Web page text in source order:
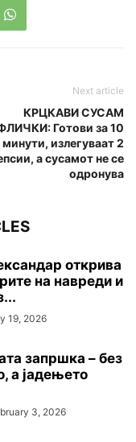
Next article
КРЦКАВИ СУСАМ
Готови за 10
минути, излегуваат 2
а сусамот не се
одронува
открива
на навреди и
19, 2026
запршка – без
а јадењето
3, 2026